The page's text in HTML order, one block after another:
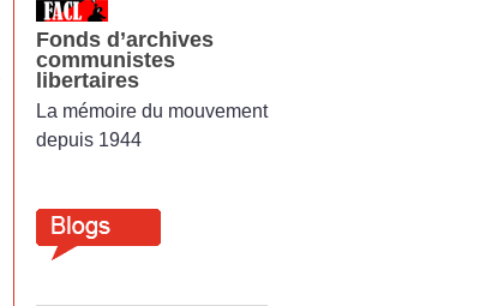
Fonds d’archives
communistes
libertaires
La mémoire du mouvement
depuis 1944